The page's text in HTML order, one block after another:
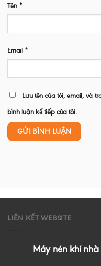
Tên *
Email *
Lưu tên của tôi, email, và
bình luận kế tiếp của tôi.
LIÊN KẾT WEBSITE
Máy nén khí